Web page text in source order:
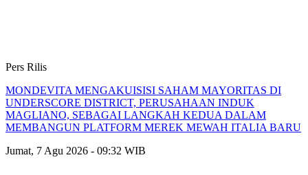
Pers Rilis
MONDEVITA MENGAKUISISI SAHAM MAYORITAS DI
UNDERSCORE DISTRICT, PERUSAHAAN INDUK
MAGLIANO, SEBAGAI LANGKAH KEDUA DALAM
MEMBANGUN PLATFORM MEREK MEWAH ITALIA BARU
Jumat, 7 Agu 2026 - 09:32 WIB